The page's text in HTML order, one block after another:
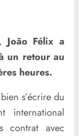
João Félix a
un retour au
heures.
s’écrire du
international
contrat avec